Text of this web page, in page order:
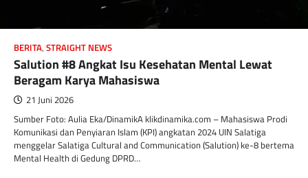
BERITA, STRAIGHT NEWS
Salution #8 Angkat Isu Kesehatan Mental Lewat
Beragam Karya Mahasiswa
21 Juni 2026
Sumber Foto: Aulia Eka/DinamikA klikdinamika.com – Mahasiswa Prodi
Komunikasi dan Penyiaran Islam (KPI) angkatan 2024 UIN Salatiga
menggelar Salatiga Cultural and Communication (Salution) ke-8 bertema
Mental Health di Gedung DPRD…